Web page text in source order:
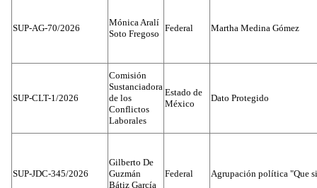
SUP-AG-70/2026
Mónica Aralí
Soto Fregoso
Federal Martha Medina Gómez
SUP-CLT-1/2026
Comisión
Sustanciadora
de los
Conflictos
Laborales
Estado de
México
Dato Protegido
SUP-JDC-345/2026
Gilberto De
Guzmán
Bátiz García
Federal Agrupación política "Que